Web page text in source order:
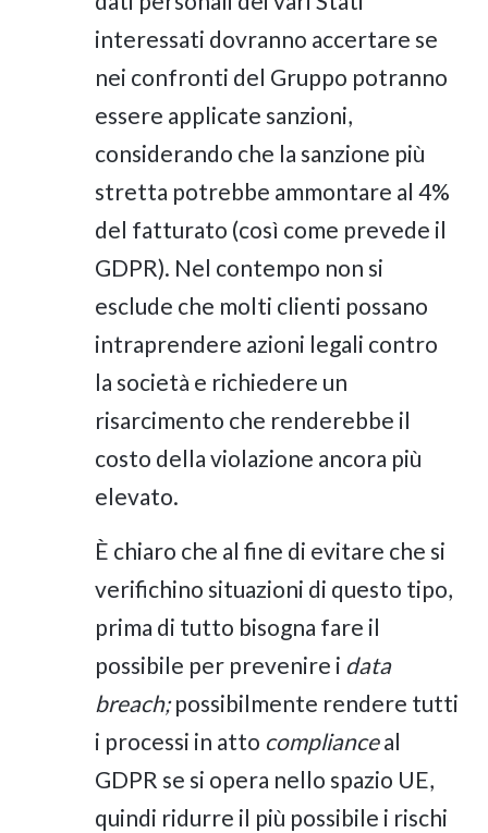
interessati dovranno accertare se
nei confronti del Gruppo potranno
essere applicate sanzioni,
considerando che la sanzione più
stretta potrebbe ammontare al 4%
del fatturato (così come prevede il
GDPR). Nel contempo non si
esclude che molti clienti possano
intraprendere azioni legali contro
la società e richiedere un
risarcimento che renderebbe il
costo della violazione ancora più
elevato.
È chiaro che al fine di evitare che si
verifichino situazioni di questo tipo,
prima di tutto bisogna fare il
possibile per prevenire i data
breach;possibilmente rendere tutti
i processi in atto complianceal
GDPR se si opera nello spazio UE,
quindi ridurre il più possibile i rischi